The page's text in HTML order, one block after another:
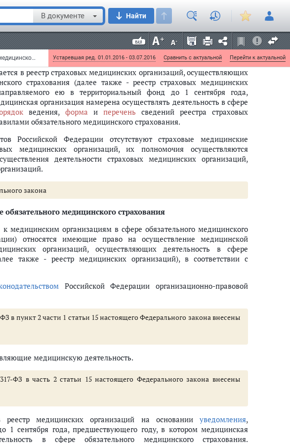
В документе Найти
Федеральный закон от 29 ноября 2010 г. N 326-ФЗ "Об обязательном медицинском страховании в Российской Федерации" Устаревшая ред. 01.01.2016 - 03.07.2016 Сравнить с актуальной Перейти к актуальной
страхования, в том числе праве выбора или замены страховой
порядке получения полиса обязательного медицинского
лиц в соответствии с настоящим Федеральным законом.
установленном правилами обязательного медицинского
застрахованных лиц при организации оказания им
в реестр страховых медицинских организаций, осуществляющих
страхования (далее также - реестр страховых медицинских
ею в территориальный фонд до 1 сентября года,
организация намерена осуществлять деятельность в сфере
ведения, форма и перечень сведений реестра страховых
обязательного медицинского страхования.
Российской Федерации отсутствуют страховые медицинские
медицинских организаций, их полномочия осуществляются
деятельности страховых медицинских организаций,
закона
медицинского страхования
медицинским организациям в сфере обязательного медицинского
относятся имеющие право на осуществление медицинской
организаций, осуществляющих деятельность в сфере
также - реестр медицинских организаций), в соответствии с
Российской Федерации организационно-правовой
ФЗ в пункт 2 части 1 статьи 15 настоящего Федерального закона внесены
медицинскую деятельность.
ФЗ в часть 2 статьи 15 настоящего Федерального закона внесены
медицинских организаций на основании уведомления,
1 сентября года, предшествующего году, в котором медицинская
в сфере обязательного медицинского страхования.